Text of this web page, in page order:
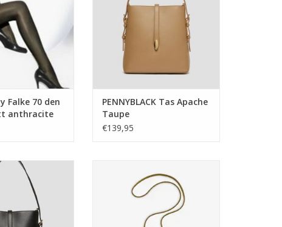
Falke 70 den
anthracite
PENNYBLACK Tas Apache
Taupe
€139,95
Tas Apache Black
WINKELWAGEN
Met. Avocado
TOEVOEGEN AAN WINKELWAGEN